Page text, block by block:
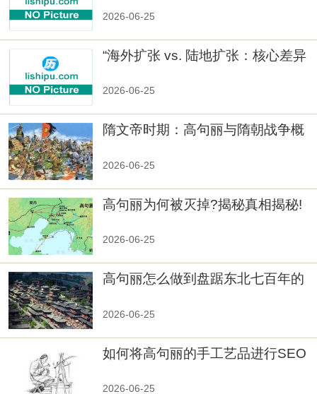
2026-06-25
“海外扩张 vs. 陆地扩张：核心差异
2026-06-25
隋文帝时期：高句丽与隋朝战争概
2026-06-25
高句丽为何被灭掉?揭秘真相揭秘!
2026-06-25
高句丽怎么做到盘踞东北七百年的
2026-06-25
如何将高句丽的手工艺品进行SEO
2026-06-25